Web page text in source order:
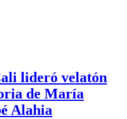
lideró velatón
de María
Alahia